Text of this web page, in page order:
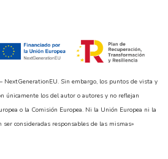
NextGenerationEU. Sin embargo, los puntos de vista y
únicamente los del autor o autores y no reflejan
o la Comisión Europea. Ni la Unión Europea ni la
ser consideradas responsables de las mismas»